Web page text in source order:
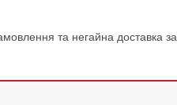
та негайна доставка